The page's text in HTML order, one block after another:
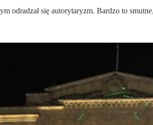
odradzał się autorytaryzm. Bardzo to